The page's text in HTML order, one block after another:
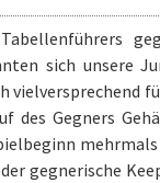
sich unsere
vielversprechend
Gegners
mehrmals
gegnerische